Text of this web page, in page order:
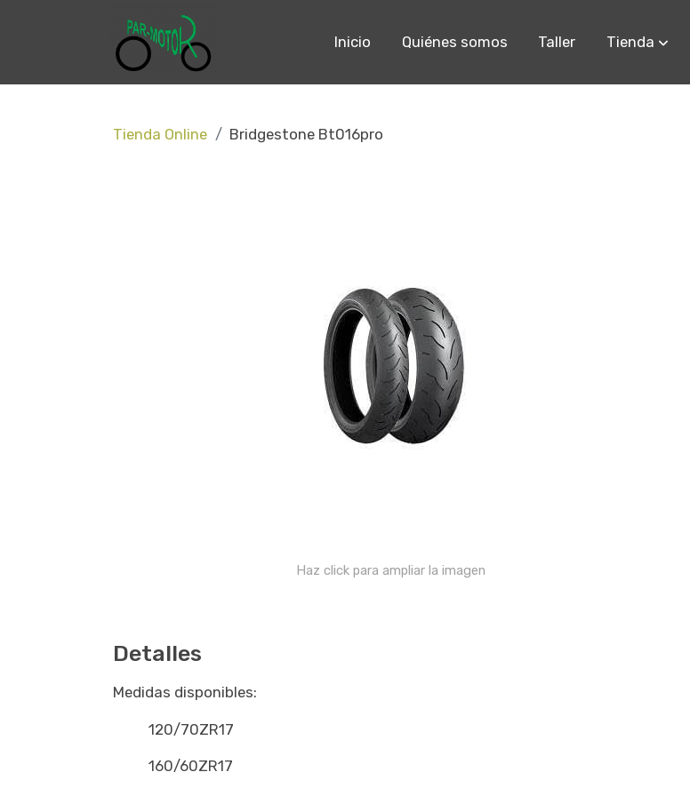
Inicio Quiénes somos Taller Tienda
Tienda Online Bridgestone Bt016pro
Haz click para ampliar la imagen
Detalles
Medidas disponibles:
120/70ZR17
160/60ZR17